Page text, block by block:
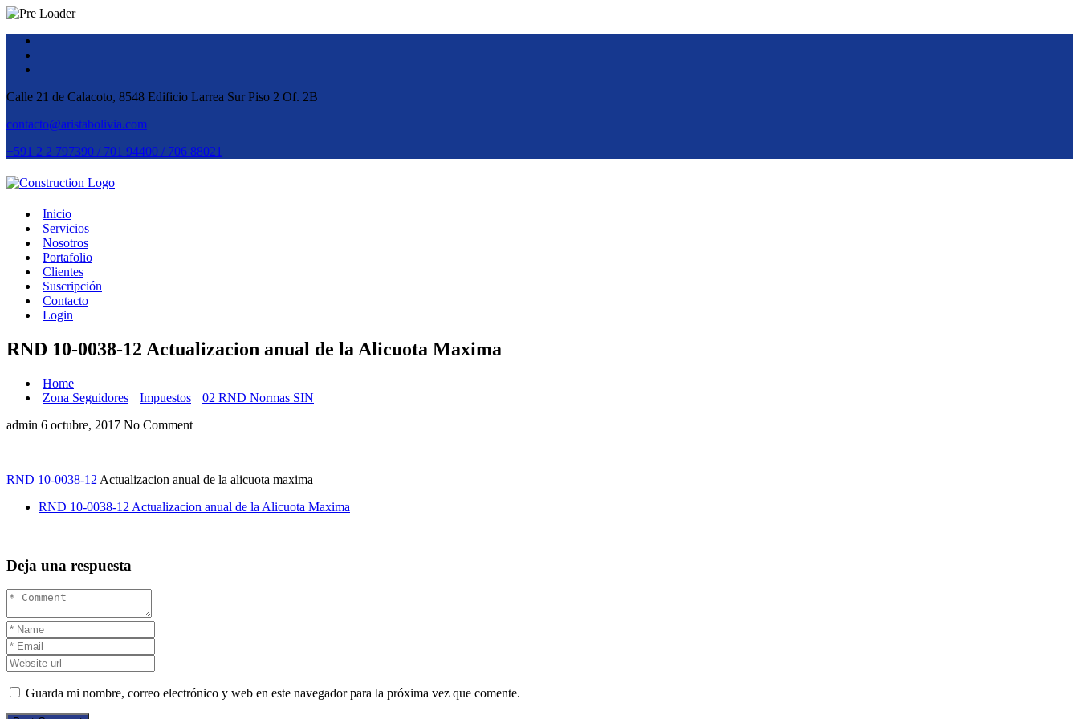
Calle 21 de Calacoto, 8548 Edificio Larrea Sur Piso 2 Of. 2B
contacto@aristabolivia.com
+591 2 2 797390 / 701 94400 / 706 88021
Inicio
Servicios
Nosotros
Portafolio
Clientes
Suscripción
Contacto
Login
RND 10-0038-12 Actualizacion anual de la Alicuota Maxima
Home
Zona Seguidores
Impuestos
02 RND Normas SIN
admin 6 octubre, 2017 No Comment
RND 10-0038-12 Actualizacion anual de la alicuota maxima
RND 10-0038-12 Actualizacion anual de la Alicuota Maxima
Deja una respuesta
Guarda mi nombre, correo electrónico y web en este navegador para la próxima vez que comente.